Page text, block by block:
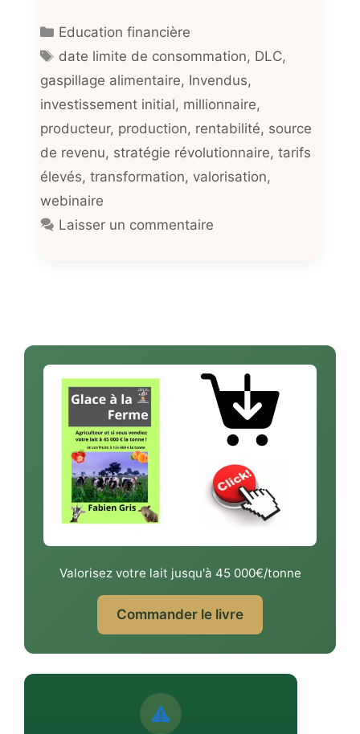
Catégories
Education financière
Étiquettes
date limite de consommation, DLC,
gaspillage alimentaire, Invendus,
investissement initial, millionnaire,
producteur, production, rentabilité, source
de revenu, stratégie révolutionnaire, tarifs
élevés, transformation, valorisation,
webinaire
Laisser un commentaire
Valorisez votre lait jusqu'à 45 000€/tonne
Commander le livre
⚠️